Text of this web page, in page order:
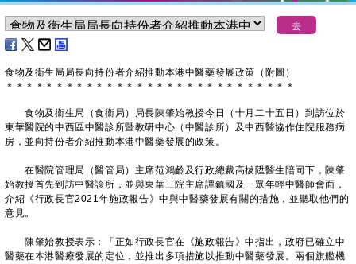
食物及衞生局局長向持份者介紹推動本港中醫藥發展政策（附圖）
＊ ＊ ＊ ＊ ＊ ＊ ＊ ＊ ＊ ＊ ＊ ＊ ＊ ＊ ＊ ＊ ＊ ＊ ＊ ＊ ＊ ＊ ＊ ＊ ＊ ＊ ＊ ＊ ＊
食物及衞生局（食衞局）局長陳肇始教授今日（十月二十五日）到訪位於
東華醫院的中西區中醫診所暨教研中心（中醫診所）及中西醫協作住院服務病
房，並向持份者介紹推動本港中醫藥發展的政策。
在醫院管理局（醫管局）主席范鴻齡及行政總裁高拔陞醫生陪同下，陳肇
始教授首先到訪中醫診所，並與東華三院主席譚鎮國及一眾年輕中醫師會面，
介紹《行政長官2021年施政報告》中與中醫藥發展有關的措施，並聽取他們的
意見。
陳肇始教授表示：「正如行政長官在《施政報告》中指出，政府已確立中
醫藥在本港醫療發展的定位，並推出多項措施以推動中醫藥發展。兩個旗艦機